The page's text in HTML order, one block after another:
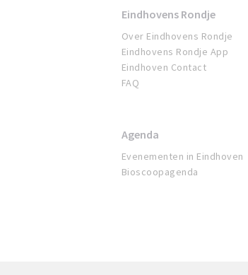
Eindhovens Rondje
Over Eindhovens Rondje
Eindhovens Rondje App
Eindhoven Contact
FAQ
Agenda
Evenementen in Eindhoven
Bioscoopagenda